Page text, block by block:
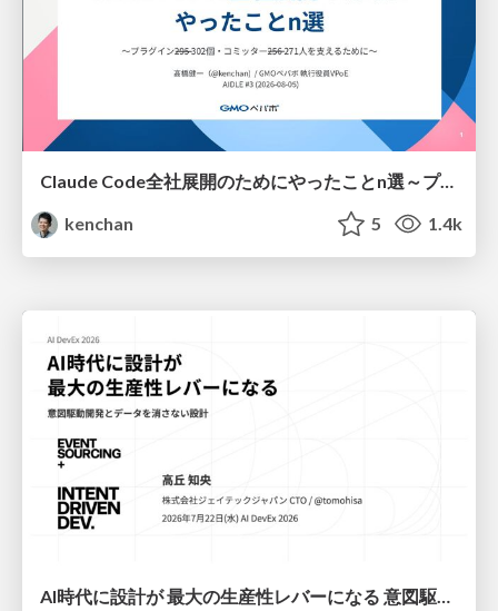
Claude Code全社展開のためにやったことn選～プラグイン302個・コミッター271人を支えるために～
kenchan
5 1.4k